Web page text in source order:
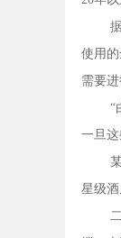
使用
需要进
“
一旦
星级